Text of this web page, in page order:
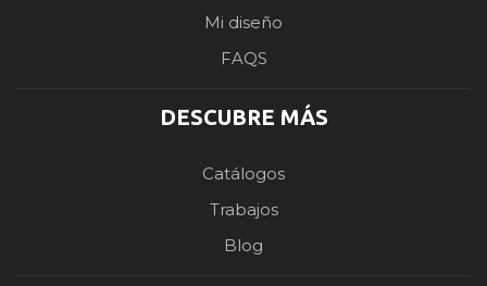
Mi diseño
FAQS
DESCUBRE MÁS
Catálogos
Trabajos
Blog